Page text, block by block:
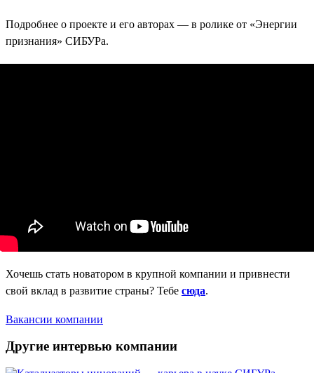
Подробнее о проекте и его авторах — в ролике от «Энергии
признания» СИБУРа.
Хочешь стать новатором в крупной компании и привнести
свой вклад в развитие страны? Тебе сюда.
Вакансии компании
Другие интервью компании